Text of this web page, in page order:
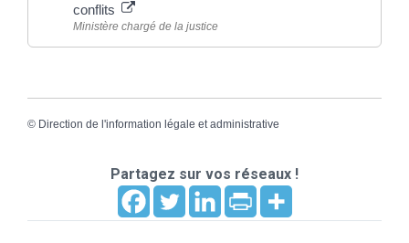
conflits
Ministère chargé de la justice
© Direction de l'information légale et administrative
Partagez sur vos réseaux !